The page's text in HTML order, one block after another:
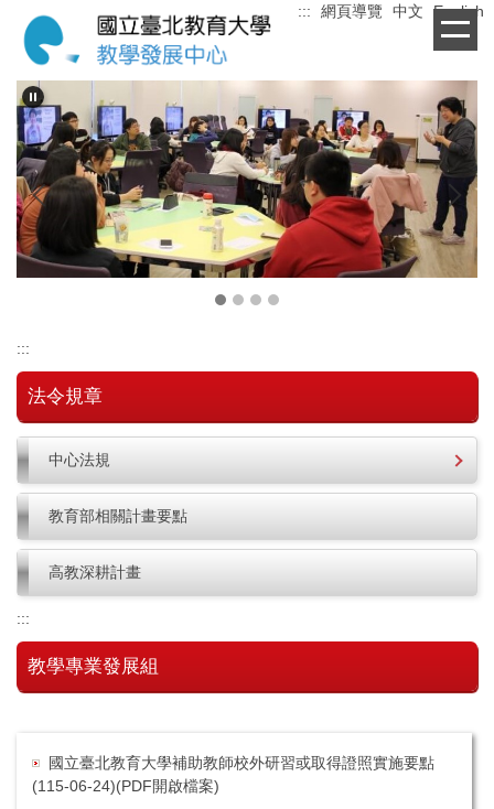
到
要
內
容
區
::: 網頁導覽 中文 English
:::
法令規章
中心法規
教育部相關計畫要點
高教深耕計畫
:::
教學專業發展組
國立臺北教育大學補助教師校外研習或取得證照實施要點
(115-06-24)(PDF開啟檔案)